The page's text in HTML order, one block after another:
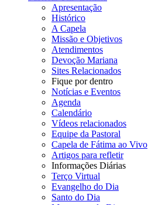
Apresentação
Histórico
A Capela
Missão e Objetivos
Atendimentos
Devoção Mariana
Sites Relacionados
Fique por dentro
Notícias e Eventos
Agenda
Calendário
Vídeos relacionados
Equipe da Pastoral
Capela de Fátima ao Vivo
Artigos para refletir
Informações Diárias
Terço Virtual
Evangelho do Dia
Santo do Dia